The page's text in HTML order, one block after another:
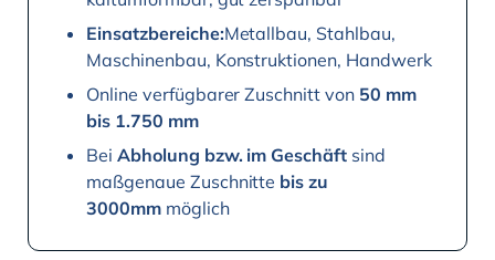
Einsatzbereiche:Metallbau, Stahlbau,
Maschinenbau, Konstruktionen, Handwerk
Online verfügbarer Zuschnitt von 50 mm
bis 1.750 mm
Bei Abholung bzw. im Geschäft sind
maßgenaue Zuschnitte bis zu
3000mmmöglich